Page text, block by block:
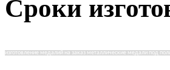
Сроки
изготовление медалий на заказ металлические медали под